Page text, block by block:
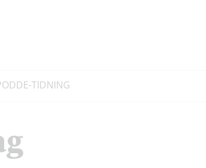
E-TIDNING